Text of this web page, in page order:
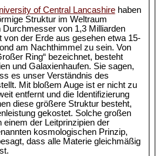
of Central Lancashirehaben
Struktur im Weltraum
Durchmesser von 1,3 Milliarden
von der Erde aus gesehen etwa 15-
am Nachthimmel zu sein. Von
Ring“ bezeichnet, besteht
und Galaxienhaufen. Sie sagen,
es unser Verständnis des
Mit bloßem Auge ist er nicht zu
entfernt und die Identifizierung
diese größere Struktur besteht,
gekostet. Solche großen
einem der Leitprinzipien der
kosmologischen Prinzip,
dass alle Materie gleichmäßig